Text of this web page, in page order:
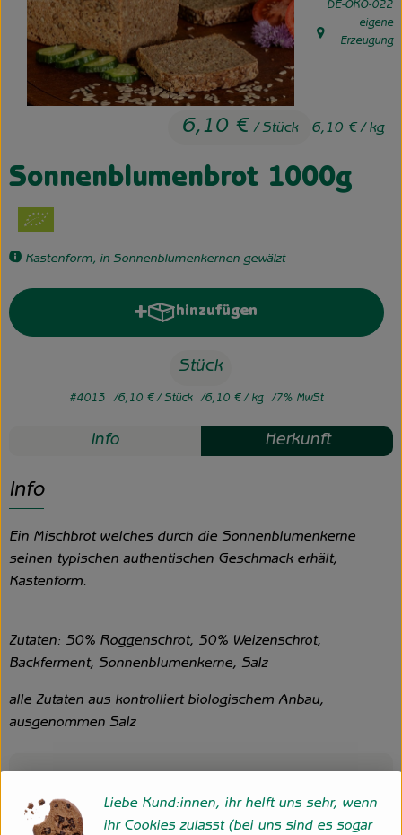
Unsere Hofkiste
Über uns
Sonnenblumenbrot 1000g
Kastenform, in Sonnenblumenkernen gewälzt
6,10 €/ Stück 6,10 €/ kg
, Kontrollstelle:
DE-ÖKO-022
, Herkunft:
eigene
Erzeugung
hinzufügen
Produkt zum Warenkorb
Stück
#4013 6,10 €/ Stück 6,10 €/ kg 7% MwSt
Info Herkunft
Info
Ein Mischbrot welches durch die Sonnenblumenkerne
seinen typischen authentischen Geschmack erhält,
Kastenform.
Zutaten: 50% Roggenschrot, 50% Weizenschrot,
Backferment, Sonnenblumenkerne, Salz
alle Zutaten aus kontrolliert biologischem Anbau,
ausgenommen Salz
Liebe Kund:innen, ihr helft uns sehr, wenn
ihr Cookies zulasst (bei uns sind es sogar